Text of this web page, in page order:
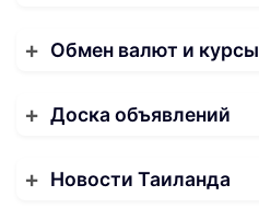
Обмен валют и курсы
Доска объявлений
Новости Таиланда